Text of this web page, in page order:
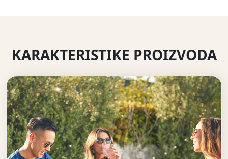
KARAKTERISTIKE PROIZVODA